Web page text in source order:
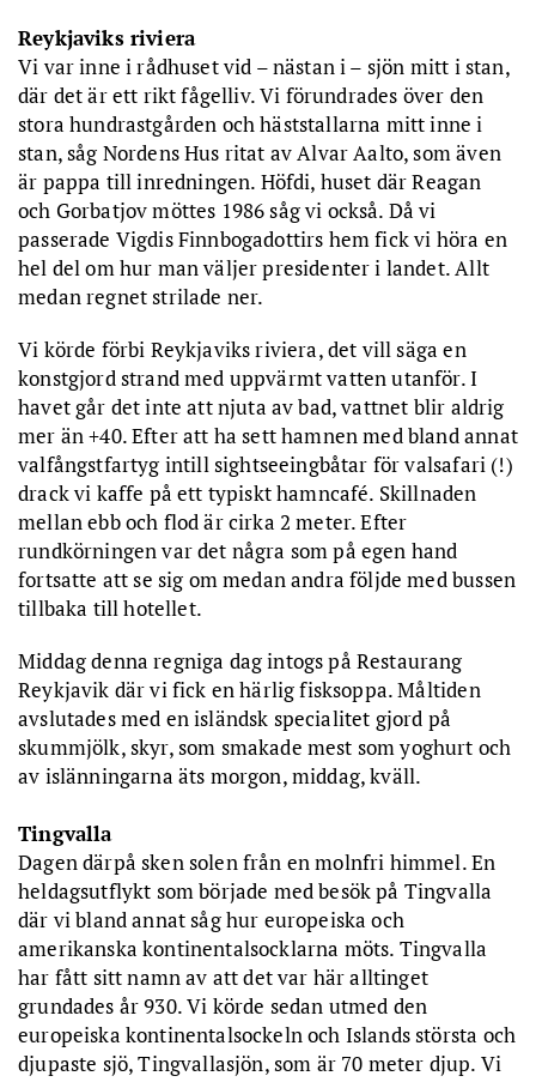
Reykjaviks riviera
Vi var inne i rådhuset vid – nästan i – sjön mitt i stan,
där det är ett rikt fågelliv. Vi förundrades över den
stora hundrastgården och häststallarna mitt inne i
stan, såg Nordens Hus ritat av Alvar Aalto, som även
är pappa till inredningen. Höfdi, huset där Reagan
och Gorbatjov möttes 1986 såg vi också. Då vi
passerade Vigdis Finnbogadottirs hem fick vi höra en
hel del om hur man väljer presidenter i landet. Allt
medan regnet strilade ner.
Vi körde förbi Reykjaviks riviera, det vill säga en
konstgjord strand med uppvärmt vatten utanför. I
havet går det inte att njuta av bad, vattnet blir aldrig
mer än +40. Efter att ha sett hamnen med bland annat
valfångstfartyg intill sightseeingbåtar för valsafari (!)
drack vi kaffe på ett typiskt hamncafé. Skillnaden
mellan ebb och flod är cirka 2 meter. Efter
rundkörningen var det några som på egen hand
fortsatte att se sig om medan andra följde med bussen
tillbaka till hotellet.
Middag denna regniga dag intogs på Restaurang
Reykjavik där vi fick en härlig fisksoppa. Måltiden
avslutades med en isländsk specialitet gjord på
skummjölk, skyr, som smakade mest som yoghurt och
av islänningarna äts morgon, middag, kväll.
Tingvalla
Dagen därpå sken solen från en molnfri himmel. En
heldagsutflykt som började med besök på Tingvalla
där vi bland annat såg hur europeiska och
amerikanska kontinentalsocklarna möts. Tingvalla
har fått sitt namn av att det var här alltinget
grundades år 930. Vi körde sedan utmed den
europeiska kontinentalsockeln och Islands största och
djupaste sjö, Tingvallasjön, som är 70 meter djup. Vi